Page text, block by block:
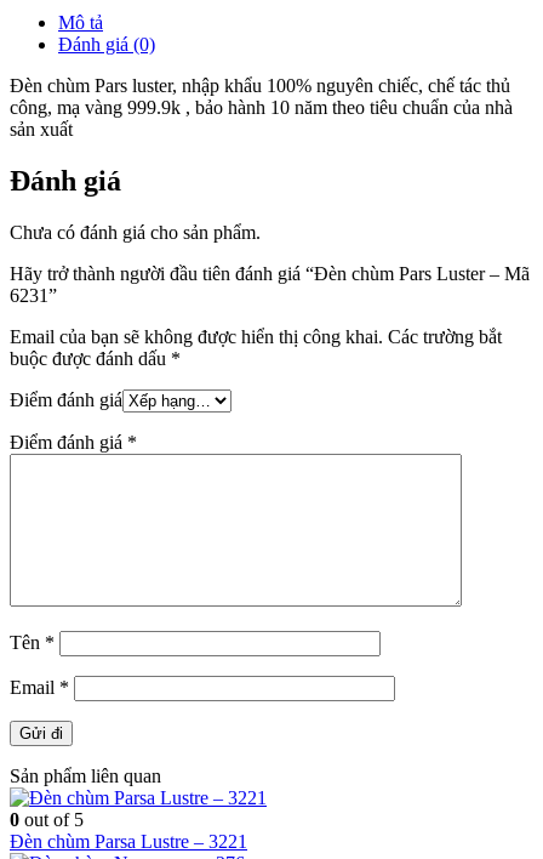
Mô tả
Đánh giá (0)
Đèn chùm Pars luster, nhập khẩu 100% nguyên chiếc, chế tác thủ
công, mạ vàng 999.9k , bảo hành 10 năm theo tiêu chuẩn của nhà
sản xuất
Đánh giá
Chưa có đánh giá cho sản phẩm.
Hãy trở thành người đầu tiên đánh giá “Đèn chùm Pars Luster – Mã
6231”
Email của bạn sẽ không được hiển thị công khai. Các trường bắt
buộc được đánh dấu *
Điểm đánh giá
Điểm đánh giá *
Tên *
Email *
Sản phẩm liên quan
0 out of 5
Đèn chùm Parsa Lustre – 3221